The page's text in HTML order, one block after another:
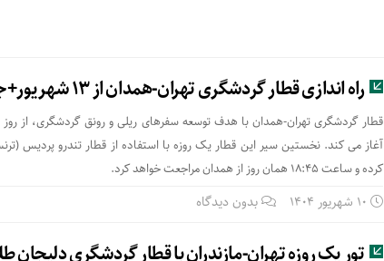
راه اندازی قطار گردشگری تهران-همدان از ۱۳ شهریور+جزئیات و قیمت
کرده و ساعت ۱۸:۴۵ همان روز از همدان مراجعت خواهد کرد.
10 شهریور 1404 بدون دیدگاه
تور یک روزه تهران-مازندران با قطار گردشگری دلیجان